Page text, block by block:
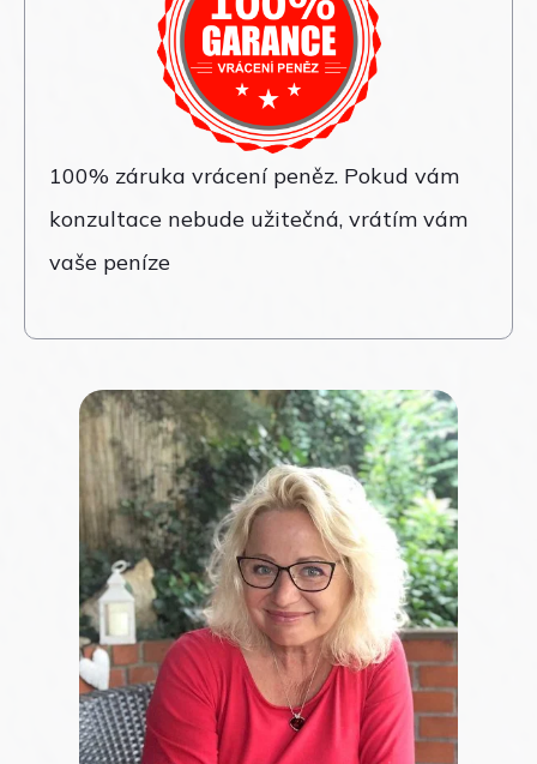
100% záruka vrácení peněz. Pokud vám
konzultace nebude užitečná, vrátím vám
vaše peníze